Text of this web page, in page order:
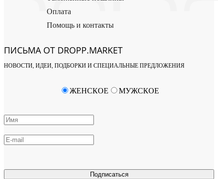
Оплата
Помощь и контакты
ПИСЬМА ОТ DROPP.MARKET
НОВОСТИ, ИДЕИ, ПОДБОРКИ И СПЕЦИАЛЬНЫЕ ПРЕДЛОЖЕНИЯ
Подписаться
ЖЕНСКОЕ МУЖСКОЕ